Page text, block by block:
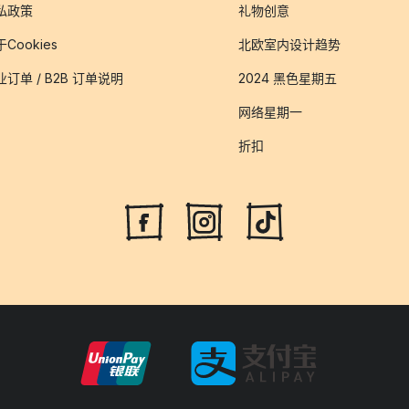
政策
Cookies
订单 / B2B 订单说明
礼物创意
北欧室内设计趋势
2024 黑色星期五
网络星期一
折扣